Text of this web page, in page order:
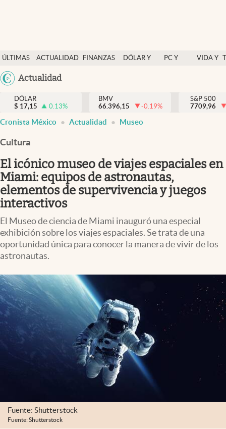
ÚLTIMAS
NOTICIAS
ACTUALIDAD
FINANZAS
DÓLAR Y
PC Y
VIDA Y
México
Actualidad
Actualidad
Finanzas y economía
Dólar y mercados
Pc y celular
Vida y estilo
Clima
Espiritualidad
abre en nueva pestaña
México
DÓLAR
$ 17,15 0.13%
BMV
66.396,15
-0.19%
S&P 500
7709,96
Cronista México Actualidad Museo
Cultura
El icónico museo de viajes espaciales en
Miami: equipos de astronautas,
elementos de supervivencia y juegos
interactivos
El Museo de ciencia de Miami inauguró una especial
exhibición sobre los viajes espaciales. Se trata de una
oportunidad única para conocer la manera de vivir de los
astronautas.
Fuente: Shutterstock
Fuente: Shutterstock